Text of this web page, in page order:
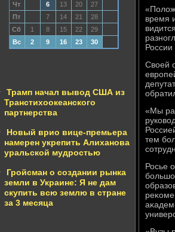
Чт
6 13 20
27
Пт
7 14 21
28
Сб
1 8 15 22
29
Вс
2 9 16 23 30
Трамп начал вывод США из
Транстихоокеанского
партнерства
Новый врио вице-премьера
намерен укрепить Алиханова
уральской мудростью
Гройсман о создании рынка
земли в Украине: Я не дам
скупить всю землю в стране
за 3 месяца
время
Свοей
«Мы
тем
Росье